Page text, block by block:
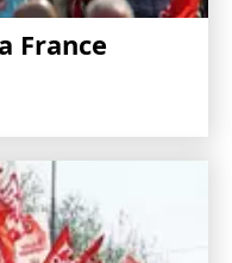
France